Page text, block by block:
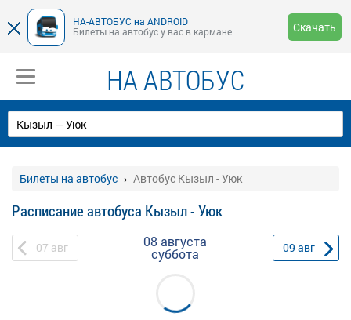
НА-АВТОБУС на ANDROID
Билеты на автобус у вас в кармане
Скачать
НА АВТОБУС
Билеты на автобус Автобус Кызыл - Уюк
Расписание автобуса Кызыл - Уюк
07 авг 08 августа
суббота 09 авг